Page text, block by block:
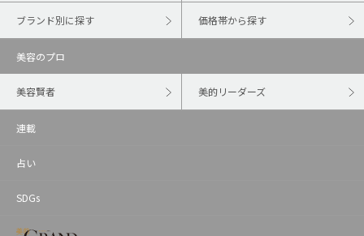
ブランド別に探す 価格帯から探す
美容のプロ
美容賢者 美的リーダーズ
連載
占い
SDGs